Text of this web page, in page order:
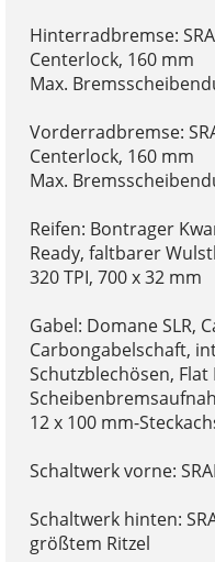
Hinterradbremse:
Centerlock, 160 mm
Max.
Vorderradbremse:
Centerlock, 160 mm
Max.
Reifen: Bontrager
Ready, faltbarer
320 TPI, 700 x 32 mm
Gabel: Domane SLR,
Carbongabelschaft,
Schutzblechösen,
12 x 100 mm-
Schaltwerk vorne:
Schaltwerk hinten:
größtem Ritzel